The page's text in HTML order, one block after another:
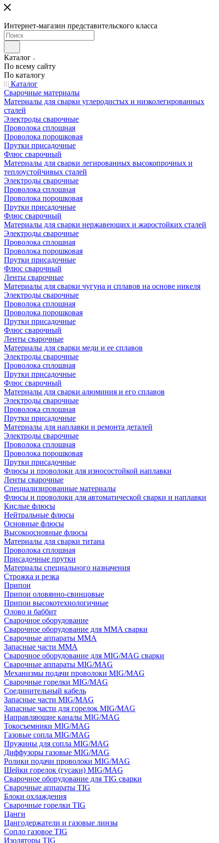
Интернет-магазин представительского класса
Каталог
По всему сайту
По каталогу
Каталог
Сварочные материалы
Материалы для сварки углеродистых и низколегированных
сталей
Электроды сварочные
Проволока сплошная
Проволока порошковая
Прутки присадочные
Флюс сварочный
Материалы для сварки легированных высокопрочных и
теплоустойчивых сталей
Электроды сварочные
Проволока сплошная
Проволока порошковая
Прутки присадочные
Флюс сварочный
Материалы для сварки нержавеющих и жаростойких сталей
Электроды сварочные
Проволока сплошная
Проволока порошковая
Прутки присадочные
Флюс сварочный
Ленты сварочные
Материалы для сварки чугуна и сплавов на основе никеля
Электроды сварочные
Проволока сплошная
Проволока порошковая
Прутки присадочные
Флюс сварочный
Ленты сварочные
Материалы для сварки меди и ее сплавов
Электроды сварочные
Проволока сплошная
Прутки присадочные
Флюс сварочный
Материалы для сварки алюминия и его сплавов
Электроды сварочные
Проволока сплошная
Прутки присадочные
Материалы для наплавки и ремонта деталей
Электроды сварочные
Проволока сплошная
Проволока порошковая
Прутки присадочные
Флюсы и проволоки для износостойкой наплавки
Ленты сварочные
Специализированные материалы
Флюсы и проволоки для автоматической сварки и наплавки
Кислые флюсы
Нейтральные флюсы
Основные флюсы
Высокоосновные флюсы
Материалы для сварки титана
Проволока сплошная
Присадочные прутки
Материалы специального назначения
Строжка и резка
Припои
Припои оловянно-свинцовые
Припои высокотехнологичные
Олово и баббит
Сварочное оборудование
Сварочное оборудование для MMA сварки
Сварочные аппараты MMA
Запасные части MMA
Сварочное оборудование для MIG/MAG сварки
Сварочные аппараты MIG/MAG
Механизмы подачи проволоки MIG/MAG
Сварочные горелки MIG/MAG
Соединительный кабель
Запасные части MIG/MAG
Запасные части для горелок MIG/MAG
Направляющие каналы MIG/MAG
Токосъемники MIG/MAG
Газовые сопла MIG/MAG
Пружины для сопла MIG/MAG
Диффузоры газовые MIG/MAG
Ролики подачи проволоки MIG/MAG
Шейки горелок (гусаки) MIG/MAG
Сварочное оборудование для TIG сварки
Сварочные аппараты TIG
Блоки охлаждения
Сварочные горелки TIG
Цанги
Цангодержатели и газовые линзы
Сопло газовое TIG
Изоляторы TIG